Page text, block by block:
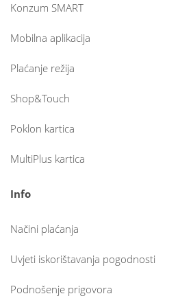
Konzum SMART
Mobilna aplikacija
Plaćanje režija
Shop&Touch
Poklon kartica
MultiPlus kartica
Info
Načini plaćanja
Uvjeti iskorištavanja pogodnosti
Podnošenje prigovora